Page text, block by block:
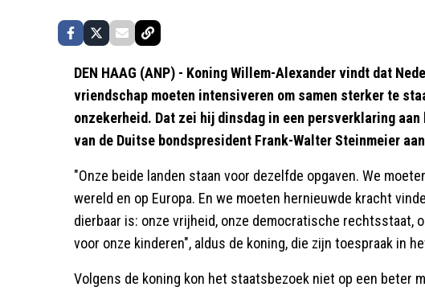
DEN HAAG (ANP) - Koning Willem-Alexander vindt dat
vriendschap moeten intensiveren om samen sterker te
onzekerheid. Dat zei hij dinsdag in een persverklaring
van de Duitse bondspresident Frank-Walter Steinmeier
"Onze beide landen staan voor dezelfde opgaven. We
wereld en op Europa. En we moeten hernieuwde kracht
dierbaar is: onze vrijheid, onze democratische rechtsstaat,
voor onze kinderen", aldus de koning, die zijn toespraak in
Volgens de koning kon het staatsbezoek niet op een beter